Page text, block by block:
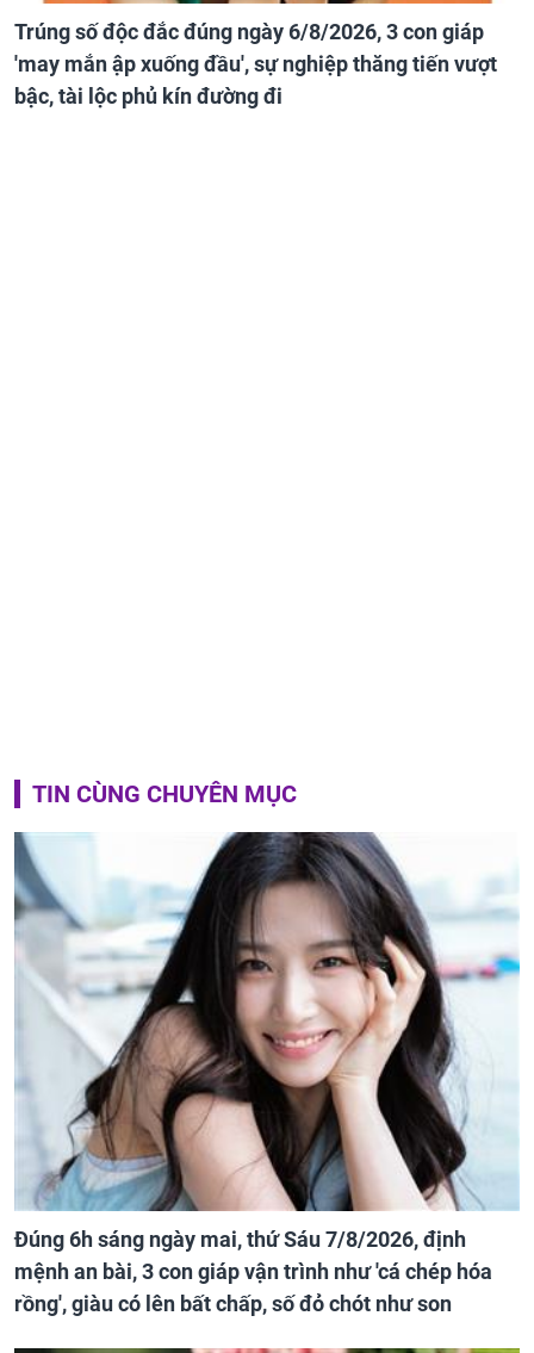
Trúng số độc đắc đúng ngày 6/8/2026, 3 con giáp
'may mắn ập xuống đầu', sự nghiệp thăng tiến vượt
bậc, tài lộc phủ kín đường đi
TIN CÙNG CHUYÊN MỤC
Đúng 6h sáng ngày mai, thứ Sáu 7/8/2026, định
mệnh an bài, 3 con giáp vận trình như 'cá chép hóa
rồng', giàu có lên bất chấp, số đỏ chót như son